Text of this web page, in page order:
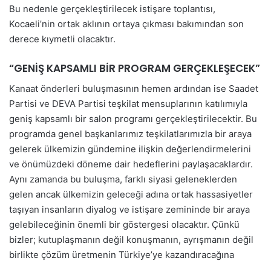
Bu nedenle gerçekleştirilecek istişare toplantısı,
Kocaeli’nin ortak aklının ortaya çıkması bakımından son
derece kıymetli olacaktır.
“GENİŞ KAPSAMLI BİR PROGRAM GERÇEKLEŞECEK”
Kanaat önderleri buluşmasının hemen ardından ise Saadet
Partisi ve DEVA Partisi teşkilat mensuplarının katılımıyla
geniş kapsamlı bir salon programı gerçekleştirilecektir. Bu
programda genel başkanlarımız teşkilatlarımızla bir araya
gelerek ülkemizin gündemine ilişkin değerlendirmelerini
ve önümüzdeki döneme dair hedeflerini paylaşacaklardır.
Aynı zamanda bu buluşma, farklı siyasi geleneklerden
gelen ancak ülkemizin geleceği adına ortak hassasiyetler
taşıyan insanların diyalog ve istişare zemininde bir araya
gelebileceğinin önemli bir göstergesi olacaktır. Çünkü
bizler; kutuplaşmanın değil konuşmanın, ayrışmanın değil
birlikte çözüm üretmenin Türkiye’ye kazandıracağına